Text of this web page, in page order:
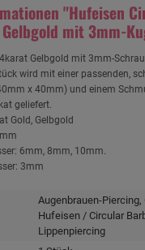
"Hufeisen
mit 3mm-
Gelbgold mit 3mm-
wird mit einer passenden,
x 40mm) und einem
geliefert.
Gold, Gelbgold
6mm, 8mm, 10mm.
3mm
Augenbrauen-Piercing,
Hufeisen / Circular
Lippenpiercing